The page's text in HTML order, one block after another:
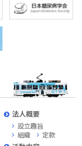
法人概要
設立趣旨
組織
定款